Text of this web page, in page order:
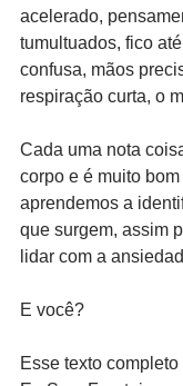
acelerado,
tumultuados, fico
confusa, mãos
respiração curta, o
Cada uma nota
corpo e é muito
aprendemos a
que surgem, assim
lidar com a
E você?
Esse texto